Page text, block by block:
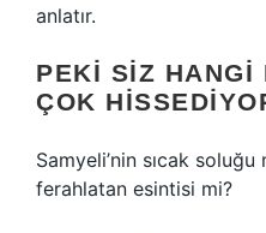
anlatır.
PEKI SIZ HANGI
ÇOK
Samyeli’nin sıcak
ferahlatan esintisi mi?